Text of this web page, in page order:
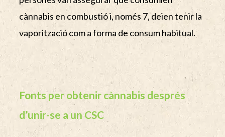
cànnabis en combustió i, només 7, deien tenir la
vaporització com a forma de consum habitual.
Fonts per obtenir cànnabis després
d’unir-se a un CSC